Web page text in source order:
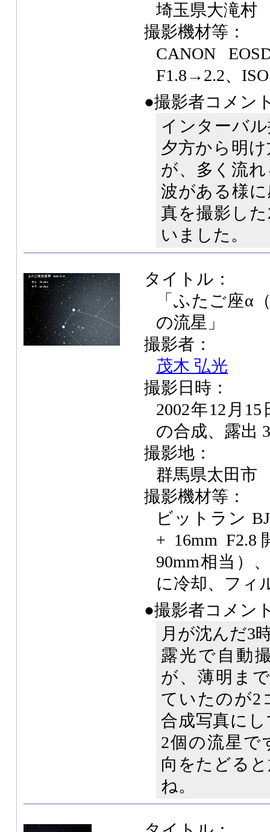
埼玉県大滝村
撮影機材等：
CANON
F1.8→2.2、
●撮影者コメン
インターバ
夕方から明
が、多く流
波がある様
真を撮影し
いました。
タイトル：
「ふたご座α
の流星」
撮影者：
茂木 弘光
撮影日時：
2002年12月
の合成、露出
撮影地：
群馬県太田市
撮影機材等：
ビットラン
+ 16mm
90mm相当）
に冷却、フィ
●撮影者コメン
月が沈んだ3
露光で自動
が、薄明ま
ていたのが2
合成写真に
2個の流星で
向をたどる
ね。